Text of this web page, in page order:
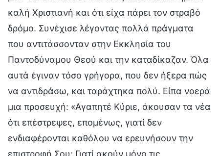
καλή Χριστιανή και ότι είχα πάρει τον στραβό
δρόμο. Συνέχισε λέγοντας πολλά πράγματα
που αντιτάσσονταν στην Εκκλησία του
Παντοδύναμου Θεού και την καταδίκαζαν. Όλα
αυτά έγιναν τόσο γρήγορα, που δεν ήξερα πώς
να αντιδράσω, και ταράχτηκα πολύ. Είπα νοερά
μια προσευχή: «Αγαπητέ Κύριε, άκουσαν τα νέα
ότι επέστρεψες, επομένως, γιατί δεν
ενδιαφέρονται καθόλου να ερευνήσουν την
επιστροφή Σου; Γιατί ακούν μόνο τις